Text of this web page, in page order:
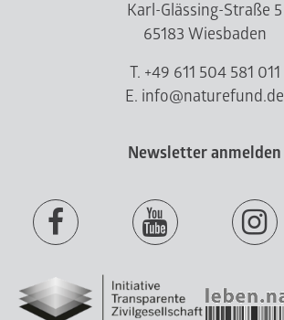
Karl-Glässing-Straße 5
65183 Wiesbaden
T. +49 611 504 581 011
E. info@naturefund.de
Newsletter anmelden